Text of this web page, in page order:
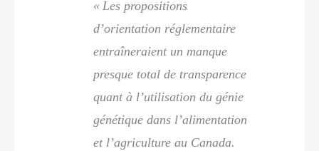
« Les propositions
d’orientation réglementaire
entraîneraient un manque
presque total de transparence
quant à l’utilisation du génie
génétique dans l’alimentation
et l’agriculture au Canada.